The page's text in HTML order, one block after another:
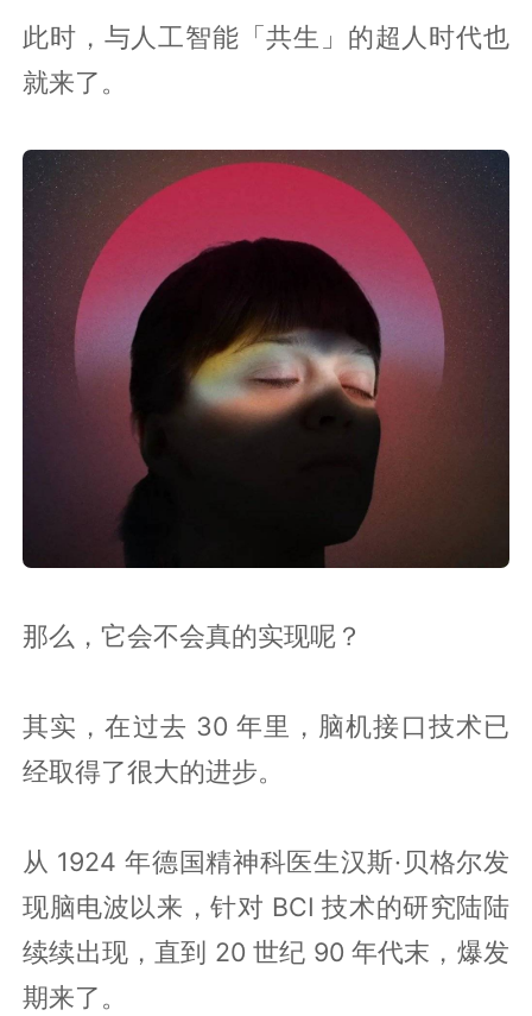
此时，与人工智能「共生」的超人时代也
就来了。
那么，它会不会真的实现呢？
其实，在过去 30 年里，脑机接口技术已
经取得了很大的进步。
从 1924 年德国精神科医生汉斯·贝格尔发
现脑电波以来，针对 BCI 技术的研究陆陆
续续出现，直到 20 世纪 90 年代末，爆发
期来了。